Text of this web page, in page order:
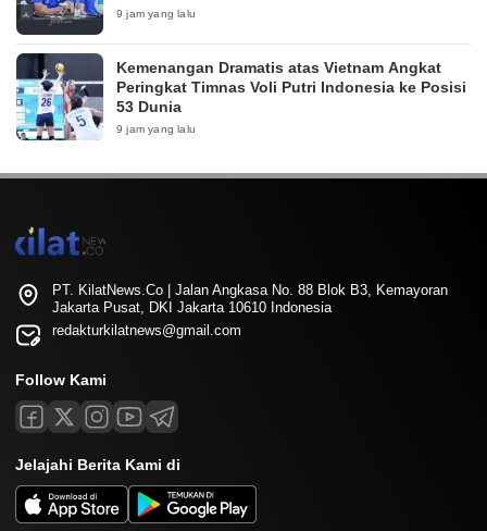
9 jam yang lalu
Kemenangan Dramatis atas Vietnam Angkat
Peringkat Timnas Voli Putri Indonesia ke Posisi
53 Dunia
9 jam yang lalu
PT. KilatNews.Co | Jalan Angkasa No. 88 Blok B3, Kemayoran
Jakarta Pusat, DKI Jakarta 10610 Indonesia
redakturkilatnews@gmail.com
Follow Kami
Jelajahi Berita Kami di